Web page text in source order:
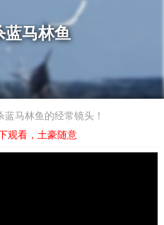
蓝马林鱼
马林鱼的经常镜头！
观看，土豪随意